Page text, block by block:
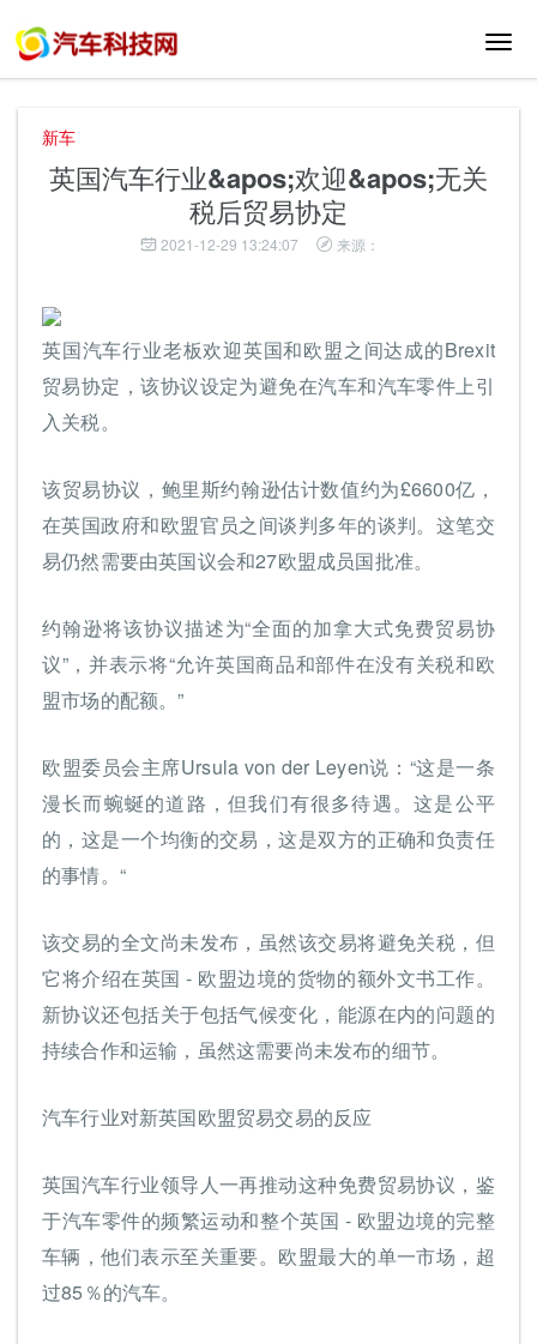
切
新车
英国汽车行业&apos;欢迎&apos;无关
税后贸易协定
2021-12-29 13:24:07 来源：
英国汽车行业老板欢迎英国和欧盟之间达成的Brexit
贸易协定，该协议设定为避免在汽车和汽车零件上引
入关税。
该贸易协议，鲍里斯约翰逊估计数值约为£6600亿，
在英国政府和欧盟官员之间谈判多年的谈判。这笔交
易仍然需要由英国议会和27欧盟成员国批准。
约翰逊将该协议描述为“全面的加拿大式免费贸易协
议”，并表示将“允许英国商品和部件在没有关税和欧
盟市场的配额。”
欧盟委员会主席Ursula von der Leyen说：“这是一条
漫长而蜿蜒的道路，但我们有很多待遇。这是公平
的，这是一个均衡的交易，这是双方的正确和负责任
的事情。“
该交易的全文尚未发布，虽然该交易将避免关税，但
它将介绍在英国 - 欧盟边境的货物的额外文书工作。
新协议还包括关于包括气候变化，能源在内的问题的
持续合作和运输，虽然这需要尚未发布的细节。
汽车行业对新英国欧盟贸易交易的反应
英国汽车行业领导人一再推动这种免费贸易协议，鉴
于汽车零件的频繁运动和整个英国 - 欧盟边境的完整
车辆，他们表示至关重要。欧盟最大的单一市场，超
过85％的汽车。